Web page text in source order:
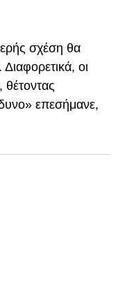
σχέση θα
οι
επεσήμανε,